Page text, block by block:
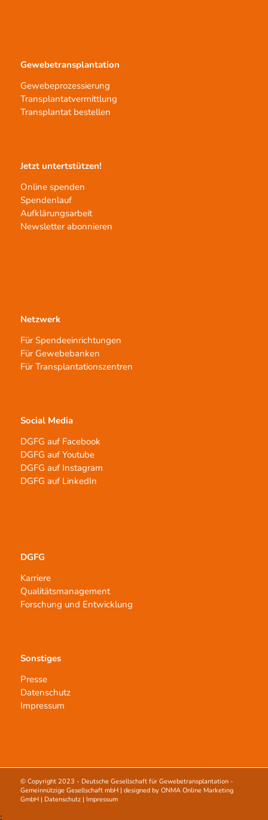
Gewebetransplantation
Gewebeprozessierung
Transplantatvermittlung
Transplantat bestellen
Jetzt untertstützen!
Online spenden
Spendenlauf
Aufklärungsarbeit
Newsletter abonnieren
Netzwerk
Für Spendeeinrichtungen
Für Gewebebanken
Für Transplantationszentren
Social Media
DGFG auf Facebook
DGFG auf Youtube
DGFG auf Instagram
DGFG auf LinkedIn
DGFG
Karriere
Qualitätsmanagement
Forschung und Entwicklung
Sonstiges
Presse
Datenschutz
Impressum
© Copyright 2023 - Deutsche Gesellschaft für Gewebetransplantation -
Gemeinnützige Gesellschaft mbH| designed by ONMA Online Marketing
GmbH| Datenschutz| Impressum
;